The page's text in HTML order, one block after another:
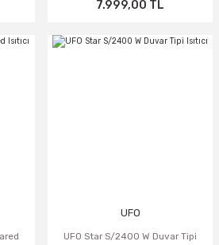
7.999,00 TL
UFO
UFO Star S/2400 W Duvar Tipi